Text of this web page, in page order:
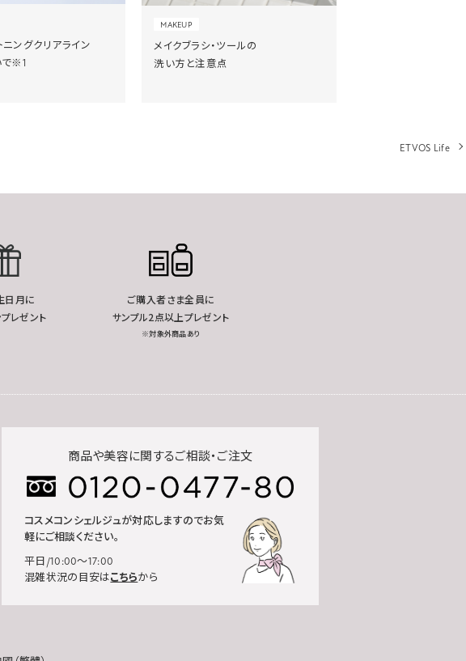
ングクリアライン
で※1
MAKEUP
メイクブラシ・ツールの
洗い方と注意点
ETVOS Life
日月に
レゼント
ご購入者さま全員に
サンプル2点以上プレゼント
※対象外商品あり
商品や美容に関するご相談・ご注文
コスメコンシェルジュが対応しますのでお気
軽にご相談ください。
平日/10:00～17:00
混雑状況の目安はこちらから